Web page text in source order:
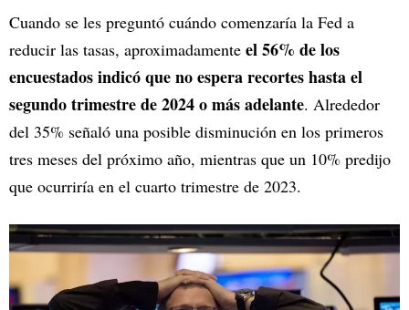
Cuando se les preguntó cuándo comenzaría la Fed a
reducir las tasas, aproximadamente el 56% de los
encuestados indicó que no espera recortes hasta el
segundo trimestre de 2024 o más adelante. Alrededor
del 35% señaló una posible disminución en los primeros
tres meses del próximo año, mientras que un 10% predijo
que ocurriría en el cuarto trimestre de 2023.